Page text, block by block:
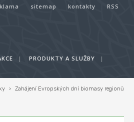
sitemap kontakty RSS
| PRODUKTY A SLUŽBY
|
› Zahájení Evropských dní biomasy regionů